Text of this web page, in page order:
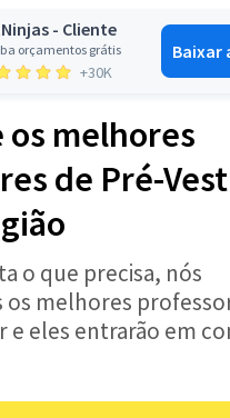
- Cliente
orçamentos grátis
+30K
Baixar
os melhores
de Pré-
o que precisa, nós
os melhores
e eles entrarão em